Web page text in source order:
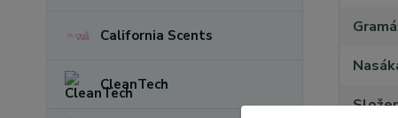
California Scents
CleanTech